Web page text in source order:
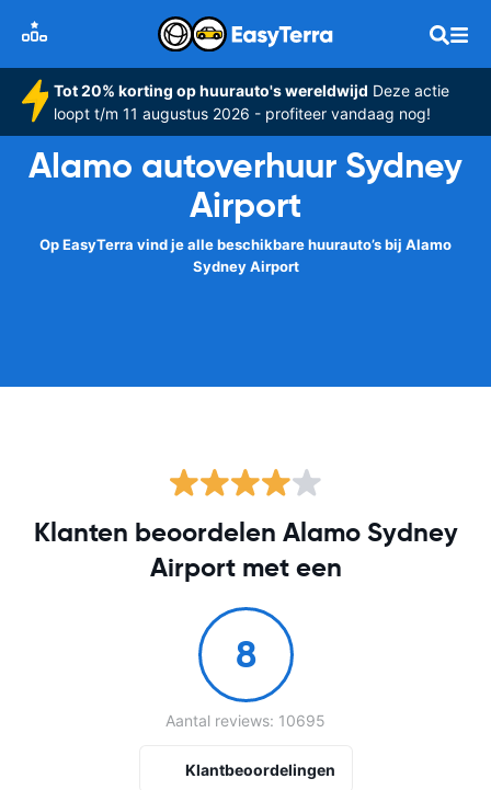
Tot 20% korting op huurauto's wereldwijd Deze actie
loopt t/m 11 augustus 2026 - profiteer vandaag nog!
Alamo autoverhuur Sydney
Airport
Op EasyTerra vind je alle beschikbare huurauto’s bij Alamo
Sydney Airport
Klanten beoordelen Alamo Sydney
Airport met een
8
Aantal reviews: 10695
Klantbeoordelingen